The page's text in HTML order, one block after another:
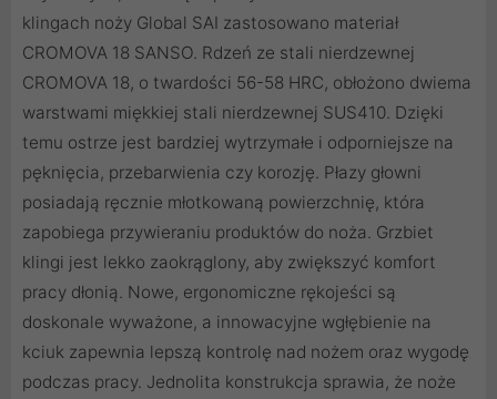
klingach noży Global SAI zastosowano materiał
CROMOVA 18 SANSO. Rdzeń ze stali nierdzewnej
CROMOVA 18, o twardości 56-58 HRC, obłożono dwiema
warstwami miękkiej stali nierdzewnej SUS410. Dzięki
temu ostrze jest bardziej wytrzymałe i odporniejsze na
pęknięcia, przebarwienia czy korozję. Płazy głowni
posiadają ręcznie młotkowaną powierzchnię, która
zapobiega przywieraniu produktów do noża. Grzbiet
klingi jest lekko zaokrąglony, aby zwiększyć komfort
pracy dłonią. Nowe, ergonomiczne rękojeści są
doskonale wyważone, a innowacyjne wgłębienie na
kciuk zapewnia lepszą kontrolę nad nożem oraz wygodę
podczas pracy. Jednolita konstrukcja sprawia, że noże